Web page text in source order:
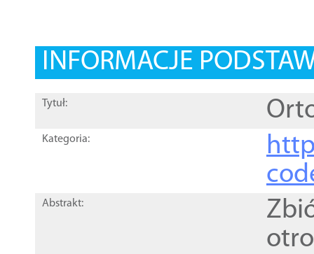
INFORMACJE
Tytuł:
Kategoria:
Abstrakt: